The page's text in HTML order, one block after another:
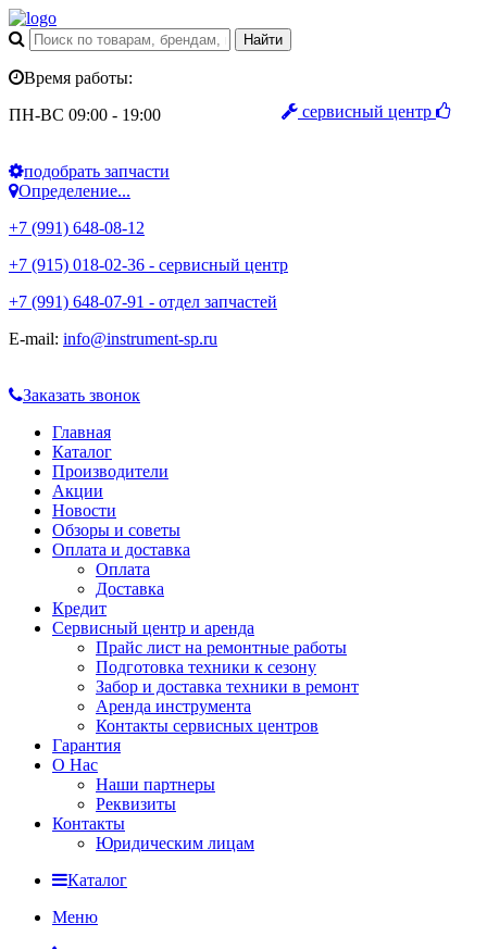
сервисный центр
Время работы:
ПН-ВС 09:00 - 19:00
подобрать запчасти
Определение...
+7 (991) 648-08-12
+7 (915) 018-02-36 - сервисный центр
+7 (991) 648-07-91 - отдел запчастей
E-mail: info@instrument-sp.ru
Заказать звонок
Главная
Каталог
Производители
Акции
Новости
Обзоры и советы
Оплата и доставка
Оплата
Доставка
Кредит
Сервисный центр и аренда
Прайс лист на ремонтные работы
Подготовка техники к сезону
Забор и доставка техники в ремонт
Аренда инструмента
Контакты сервисных центров
Гарантия
О Нас
Наши партнеры
Реквизиты
Контакты
Юридическим лицам
Каталог
Меню